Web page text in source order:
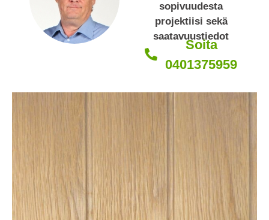
sopivuudesta
projektiisi sekä
saatavuustiedot
Soita
0401375959